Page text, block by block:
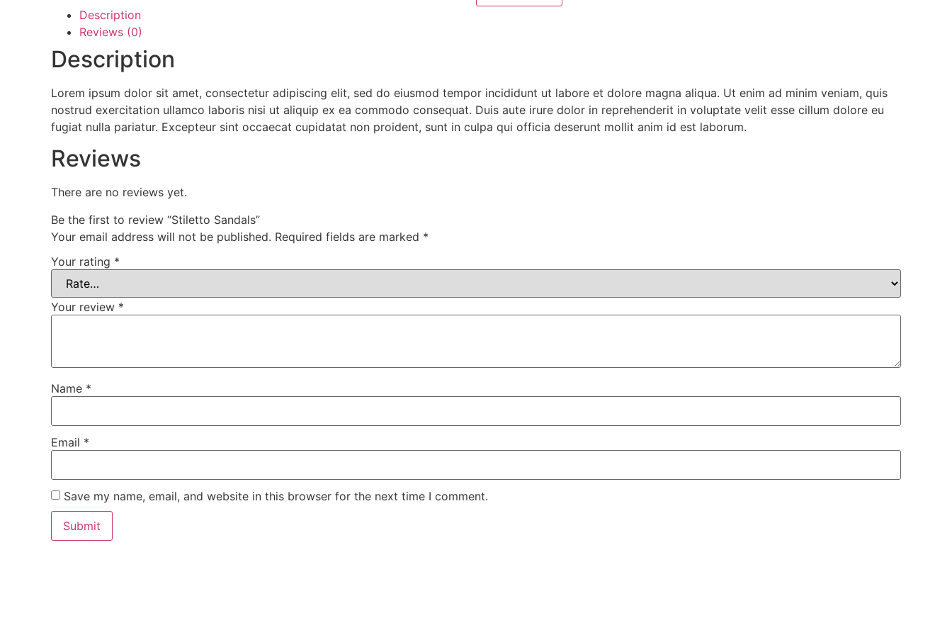
Description
Reviews (0)
Description
Lorem ipsum dolor sit amet, consectetur adipiscing elit, sed do eiusmod tempor incididunt ut labore et dolore magna aliqua. Ut enim ad minim veniam, quis
nostrud exercitation ullamco laboris nisi ut aliquip ex ea commodo consequat. Duis aute irure dolor in reprehenderit in voluptate velit esse cillum dolore eu
fugiat nulla pariatur. Excepteur sint occaecat cupidatat non proident, sunt in culpa qui officia deserunt mollit anim id est laborum.
Reviews
There are no reviews yet.
Be the first to review “Stiletto Sandals”
Your email address will not be published. Required fields are marked *
Your rating *
Your review *
Name *
Email *
Save my name, email, and website in this browser for the next time I comment.